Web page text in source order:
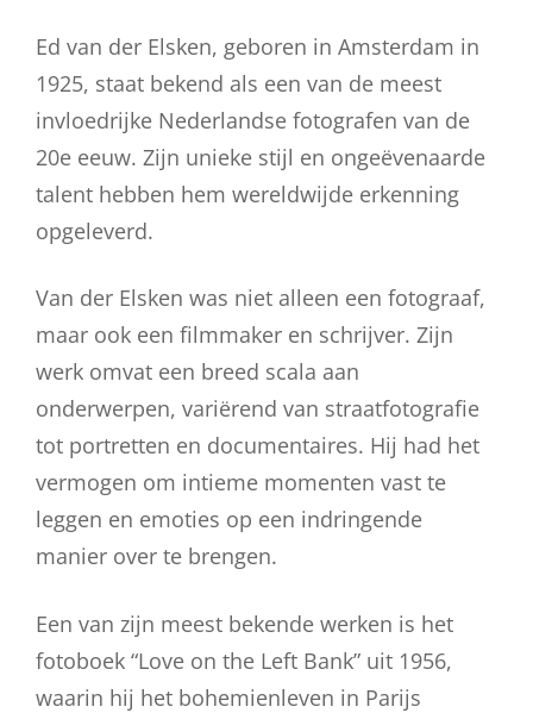
Ed van der Elsken, geboren in Amsterdam in
1925, staat bekend als een van de meest
invloedrijke Nederlandse fotografen van de
20e eeuw. Zijn unieke stijl en ongeëvenaarde
talent hebben hem wereldwijde erkenning
opgeleverd.
Van der Elsken was niet alleen een fotograaf,
maar ook een filmmaker en schrijver. Zijn
werk omvat een breed scala aan
onderwerpen, variërend van straatfotografie
tot portretten en documentaires. Hij had het
vermogen om intieme momenten vast te
leggen en emoties op een indringende
manier over te brengen.
Een van zijn meest bekende werken is het
fotoboek “Love on the Left Bank” uit 1956,
waarin hij het bohemienleven in Parijs